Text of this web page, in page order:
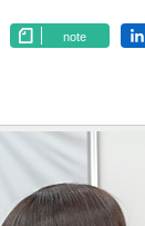
note